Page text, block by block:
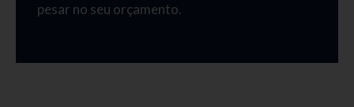
pesar no seu orçamento.